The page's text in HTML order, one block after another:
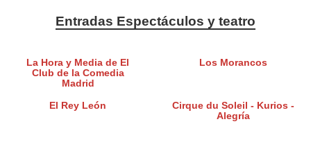
Entradas Espectáculos y teatro
La Hora y Media de El
Club de la Comedia
Madrid
Los Morancos
El Rey León
Cirque du Soleil - Kurios -
Alegría